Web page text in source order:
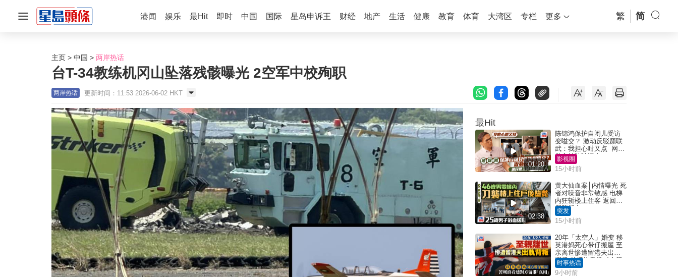
港闻 娱乐 最Hit 即时 中国 国际 星岛申诉王 财经 地产 生活 健康 教育 体育 大湾区 专栏 更多 繁 简
主页 中国 两岸热话
台T-34教练机冈山坠落残骸曝光 2空军中校殉职
两岸热话 更新时间：11:53 2026-06-02 HKT
最Hit
01:20
陈锦鸿保护自闭儿受访
变嗌交？ 激动反驳颜联
武：我担心咁又点 网民
批主持咄咄逼人
影视圈
15小时前
02:38
黄大仙血案│内情曝光 死
者对噪音非常敏感 电梯
内狂斩楼上住客 返回住
所堕楼亡
突发
15小时前
20年「太空人」婚变 移
英港妈死心带仔搬屋 至
亲离世惨遭留港夫出轨
背叛 苦叹终看透对方留
港「真相」｜Juicy叮
时事热话
9小时前